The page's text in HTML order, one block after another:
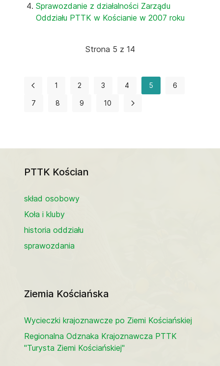
Sprawozdanie z działalności Zarządu
Oddziału PTTK w Kościanie w 2007 roku
Strona 5 z 14
1 2 3 4 5 6
7 8 9 10
PTTK Kościan
skład osobowy
Koła i kluby
historia oddziału
sprawozdania
Ziemia Kościańska
Wycieczki krajoznawcze po Ziemi Kościańskiej
Regionalna Odznaka Krajoznawcza PTTK
"Turysta Ziemi Kościańskiej"